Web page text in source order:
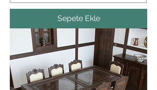
Sepete Ekle